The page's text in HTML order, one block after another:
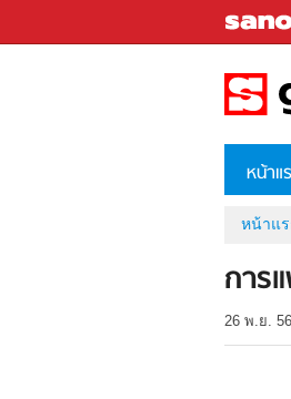
หน้าแ
หน้าแ
การ
26 พ.ย.